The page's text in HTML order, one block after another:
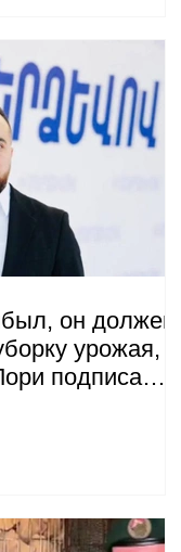
он должен
урожая,
подписал
о запрете